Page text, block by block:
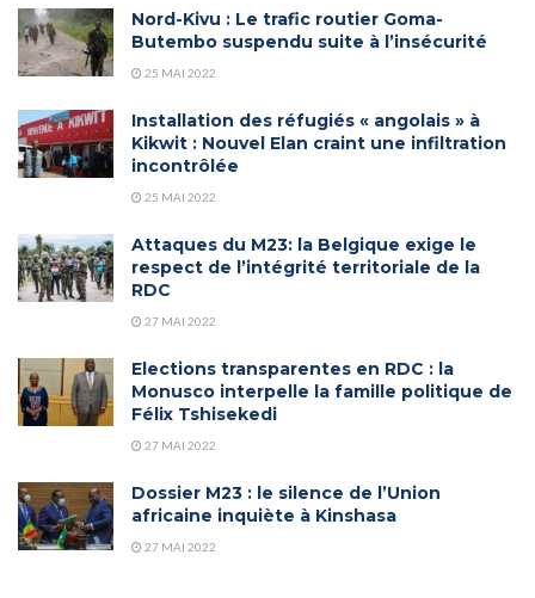
Nord-Kivu : Le trafic routier Goma-
Butembo suspendu suite à l’insécurité
25 MAI 2022
Installation des réfugiés « angolais » à
Kikwit : Nouvel Elan craint une infiltration
incontrôlée
25 MAI 2022
Attaques du M23: la Belgique exige le
respect de l’intégrité territoriale de la
RDC
27 MAI 2022
Elections transparentes en RDC : la
Monusco interpelle la famille politique de
Félix Tshisekedi
27 MAI 2022
Dossier M23 : le silence de l’Union
africaine inquiète à Kinshasa
27 MAI 2022